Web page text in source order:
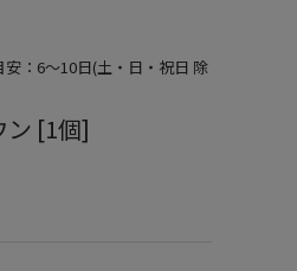
：6～10日(土・日・祝日 除
ン [1個]